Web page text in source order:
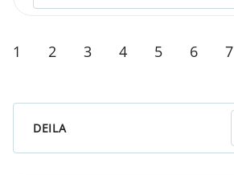
1 2 3 4 5 6 7
DEILA